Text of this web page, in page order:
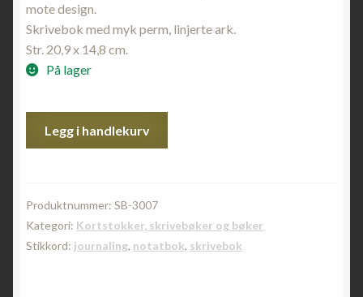
mote design.
Skrivebok med myk perm, linjerte ark.
Str. 20,9 x 14,8 cm.
På lager
Deluxe
Legg i handlekurv
Produktnummer: SB-3007
Kategori: Kortstokker, skrivebøker og bøker
Stikkord: journaling, notatbok, skrivebok